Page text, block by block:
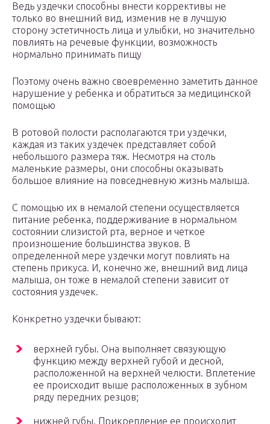
Ведь уздечки способны внести коррективы не
только во внешний вид, изменив не в лучшую
сторону эстетичность лица и улыбки, но значительно
повлиять на речевые функции, возможность
нормально принимать пищу
Поэтому очень важно своевременно заметить данное
нарушение у ребенка и обратиться за медицинской
помощью
В ротовой полости располагаются три уздечки,
каждая из таких уздечек представляет собой
небольшого размера тяж. Несмотря на столь
маленькие размеры, они способны оказывать
большое влияние на повседневную жизнь малыша.
С помощью их в немалой степени осуществляется
питание ребенка, поддерживание в нормальном
состоянии слизистой рта, верное и четкое
произношение большинства звуков. В
определенной мере уздечки могут повлиять на
степень прикуса. И, конечно же, внешний вид лица
малыша, он тоже в немалой степени зависит от
состояния уздечек.
Конкретно уздечки бывают:
верхней губы. Она выполняет связующую
функцию между верхней губой и десной,
расположенной на верхней челюсти. Вплетение
ее происходит выше расположенных в зубном
ряду передних резцов;
нижней губы. Прикрепление ее происходит